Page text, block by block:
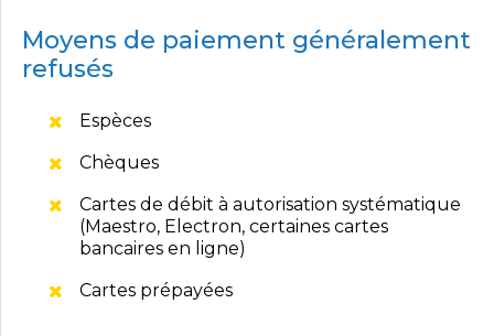
Moyens de paiement généralement
refusés
Espèces
Chèques
Cartes de débit à autorisation systématique
(Maestro, Electron, certaines cartes
bancaires en ligne)
Cartes prépayées